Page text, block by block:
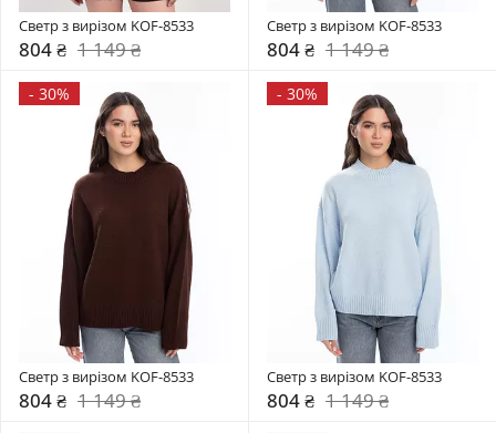
Светр з вирізом KOF-8533
804 ₴ 1 149 ₴
Светр з вирізом KOF-8533
804 ₴ 1 149 ₴
- 30%
Светр з вирізом KOF-8533
804 ₴ 1 149 ₴
- 30%
Светр з вирізом KOF-8533
804 ₴ 1 149 ₴